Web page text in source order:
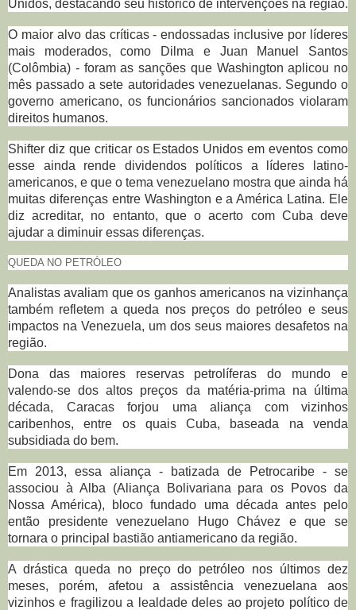
Unidos, destacando seu histórico de intervenções na região.
O maior alvo das críticas - endossadas inclusive por líderes
mais moderados, como Dilma e Juan Manuel Santos
(Colômbia) - foram as sanções que Washington aplicou no
mês passado a sete autoridades venezuelanas. Segundo o
governo americano, os funcionários sancionados violaram
direitos humanos.
Shifter diz que criticar os Estados Unidos em eventos como
esse ainda rende dividendos políticos a líderes latino-
americanos, e que o tema venezuelano mostra que ainda há
muitas diferenças entre Washington e a América Latina. Ele
diz acreditar, no entanto, que o acerto com Cuba deve
ajudar a diminuir essas diferenças.
QUEDA NO PETRÓLEO
Analistas avaliam que os ganhos americanos na vizinhança
também refletem a queda nos preços do petróleo e seus
impactos na Venezuela, um dos seus maiores desafetos na
região.
Dona das maiores reservas petrolíferas do mundo e
valendo-se dos altos preços da matéria-prima na última
década, Caracas forjou uma aliança com vizinhos
caribenhos, entre os quais Cuba, baseada na venda
subsidiada do bem.
Em 2013, essa aliança - batizada de Petrocaribe - se
associou à Alba (Aliança Bolivariana para os Povos da
Nossa América), bloco fundado uma década antes pelo
então presidente venezuelano Hugo Chávez e que se
tornara o principal bastião antiamericano da região.
A drástica queda no preço do petróleo nos últimos dez
meses, porém, afetou a assistência venezuelana aos
vizinhos e fragilizou a lealdade deles ao projeto político de